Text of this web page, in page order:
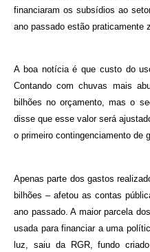
financiaram os subsídios ao
ano passado estão praticamente
A boa notícia é que custo do
Contando com chuvas mais
bilhões no orçamento, mas o
disse que esse valor será
o primeiro contingenciamento de
Apenas parte dos gastos
bilhões – afetou as contas
ano passado. A maior parcela
usada para financiar a uma
luz, saiu da RGR, fundo